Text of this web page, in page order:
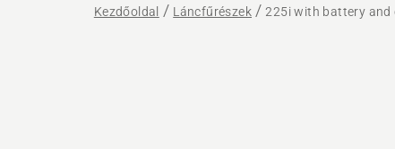
Kezdőoldal Láncfűrészek 225i with battery and